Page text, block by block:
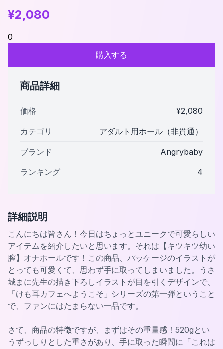
¥2,080
0
購入する
商品詳細
価格 ¥2,080
カテゴリ アダルト用ホール（非貫通）
ブランド
Angrybaby
ランキング
4
詳細説明
こんにちは皆さん！今日はちょっとユニークで可愛らしい
アイテムを紹介したいと思います。それは【キツキツ幼い
膣】オナホールです！この商品、パッケージのイラストが
とっても可愛くて、思わず手に取ってしまいました。うさ
城まに先生の描き下ろしイラストが目を引くデザインで、
「けも耳カフェへようこそ」シリーズの第一弾ということ
で、ファンにはたまらない一品です。
さて、商品の特徴ですが、まずはその重量感！520gとい
うずっしりとした重さがあり、手に取った瞬間に「これは